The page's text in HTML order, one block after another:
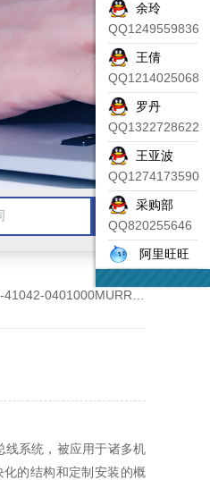
0401000MURR模块 2通道部件一览
线系统，被应用于诸多机
的结构和定制安装的概
余玲
QQ1249559836
王倩
QQ1214025068
罗丹
QQ1322728622
王亚波
QQ1274173590
采购部
QQ820255646
阿里旺旺